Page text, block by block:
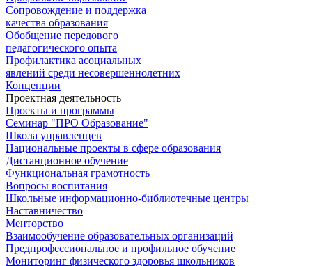
Сопровождение и поддержка
качества образования
Обобщение передового
педагогического опыта
Профилактика асоциальных
явлений среди несовершеннолетних
Концепции
Проектная деятельность
Проекты и программы
Семинар "ПРО Образование"
Школа управленцев
Национальные проекты в сфере образования
Дистанционное обучение
Функциональная грамотность
Вопросы воспитания
Школьные информационно-библиотечные центры
Наставничество
Менторство
Взаимообучение образовательных организаций
Предпрофессиональное и профильное обучение
Мониторинг физического здоровья школьников